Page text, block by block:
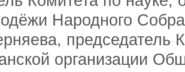
Народного
председатель
организации